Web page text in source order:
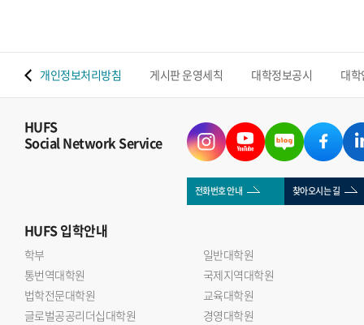
개인정보처리방침 게시판 운영세칙 대학정보공시 대
HUFS
Social Network Service
전화번호 안내 찾아오시는 길
HUFS입학안내
학부
일반대학원
통번역대학원
국제지역대학원
법학전문대학원
교육대학원
글로벌공공리더십대학원
경영대학원